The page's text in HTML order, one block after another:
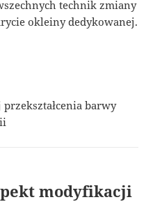
technik zmiany
okleiny dedykowanej.
barwy
modyfikacji